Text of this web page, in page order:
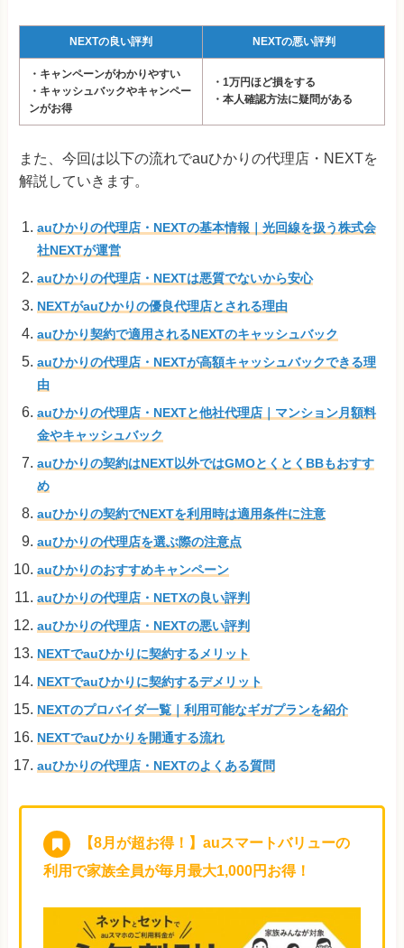
NEXTの良い評判 NEXTの悪い評判
・キャンペーンがわかりやすい
・キャッシュバックやキャンペー
ンがお得
・1万円ほど損をする
・本人確認方法に疑問がある
また、今回は以下の流れでauひかりの代理店・NEXTを
解説していきます。
auひかりの代理店・NEXTの基本情報｜光回線を扱う株式会
社NEXTが運営
auひかりの代理店・NEXTは悪質でないから安心
NEXTがauひかりの優良代理店とされる理由
auひかり契約で適用されるNEXTのキャッシュバック
auひかりの代理店・NEXTが高額キャッシュバックできる理
由
auひかりの代理店・NEXTと他社代理店｜マンション月額料
金やキャッシュバック
auひかりの契約はNEXT以外ではGMOとくとくBBもおすす
め
auひかりの契約でNEXTを利用時は適用条件に注意
auひかりの代理店を選ぶ際の注意点
auひかりのおすすめキャンペーン
auひかりの代理店・NETXの良い評判
auひかりの代理店・NEXTの悪い評判
NEXTでauひかりに契約するメリット
NEXTでauひかりに契約するデメリット
NEXTのプロバイダ一覧｜利用可能なギガプランを紹介
NEXTでauひかりを開通する流れ
auひかりの代理店・NEXTのよくある質問
【8月が超お得！】auスマートバリューの
利用で家族全員が毎月最大1,000円お得！